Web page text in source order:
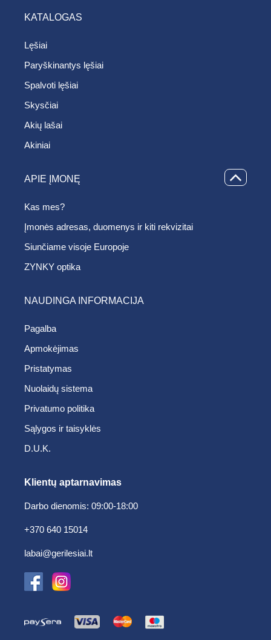
KATALOGAS
Lęšiai
Paryškinantys lęšiai
Spalvoti lęšiai
Skysčiai
Akių lašai
Akiniai
APIE ĮMONĘ
Kas mes?
Įmonės adresas, duomenys ir kiti rekvizitai
Siunčiame visoje Europoje
ZYNKY optika
NAUDINGA INFORMACIJA
Pagalba
Apmokėjimas
Pristatymas
Nuolaidų sistema
Privatumo politika
Sąlygos ir taisyklės
D.U.K.
Klientų aptarnavimas
Darbo dienomis: 09:00-18:00
+370 640 15014
labai@gerilesiai.lt